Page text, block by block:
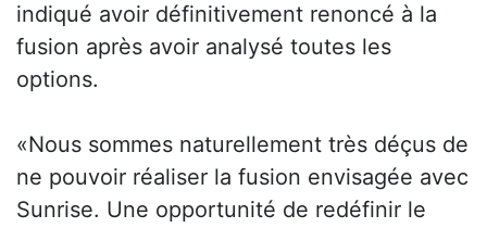
indiqué avoir définitivement renoncé à la
fusion après avoir analysé toutes les
options.
«Nous sommes naturellement très déçus de
ne pouvoir réaliser la fusion envisagée avec
Sunrise. Une opportunité de redéfinir le